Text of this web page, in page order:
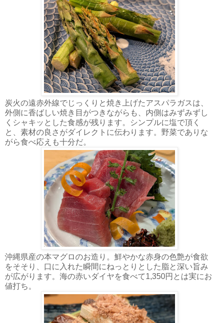
炭火の遠赤外線でじっくりと焼き上げたアスパラガスは、
外側に香ばしい焼き目がつきながらも、内側はみずみずし
くシャキッとした食感が残ります。シンプルに塩で頂く
と、素材の良さがダイレクトに伝わります。野菜でありな
がら食べ応えも十分だ。
沖縄県産の本マグロのお造り。鮮やかな赤身の色艶が食欲
をそそり、口に入れた瞬間にねっとりとした脂と深い旨み
が広がります。海の赤いダイヤを食べて1,350円とは実にお
値打ち。